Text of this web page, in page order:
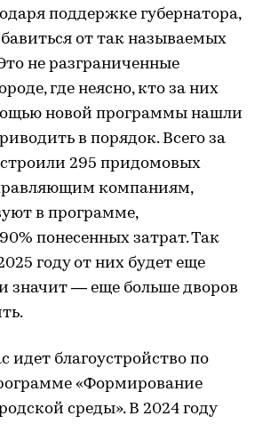
поддержке губернатора,
от так называемых
не разграниченные
где неясно, кто за них
новой программы нашли
в порядок. Всего за
295 придомовых
компаниям,
в программе,
понесенных затрат. Так
году от них будет еще
значит — еще больше дворов
идет благоустройство по
«Формирование
среды». В 2024 году